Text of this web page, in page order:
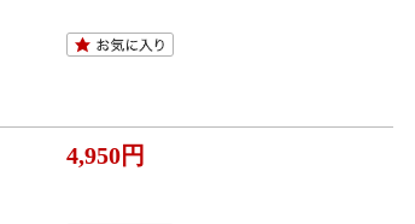
4,950円